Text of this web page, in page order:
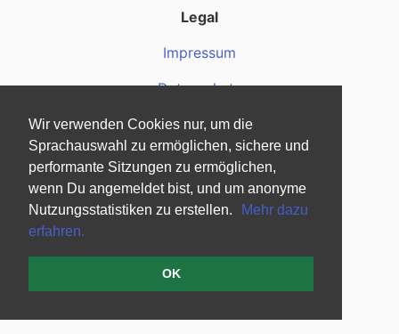
Wir verwenden Cookies nur, um die
Sprachauswahl zu ermöglichen, sichere und
performante Sitzungen zu ermöglichen,
wenn Du angemeldet bist, und um anonyme
Nutzungsstatistiken zu erstellen.
Mehr dazu
erfahren.
OK
Legal
Impressum
Datenschutz
Über uns
Über uns
Fragen und Antworten